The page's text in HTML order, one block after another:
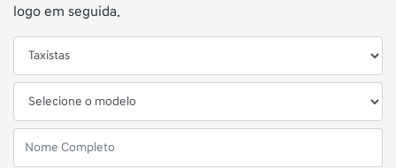
logo em seguida.